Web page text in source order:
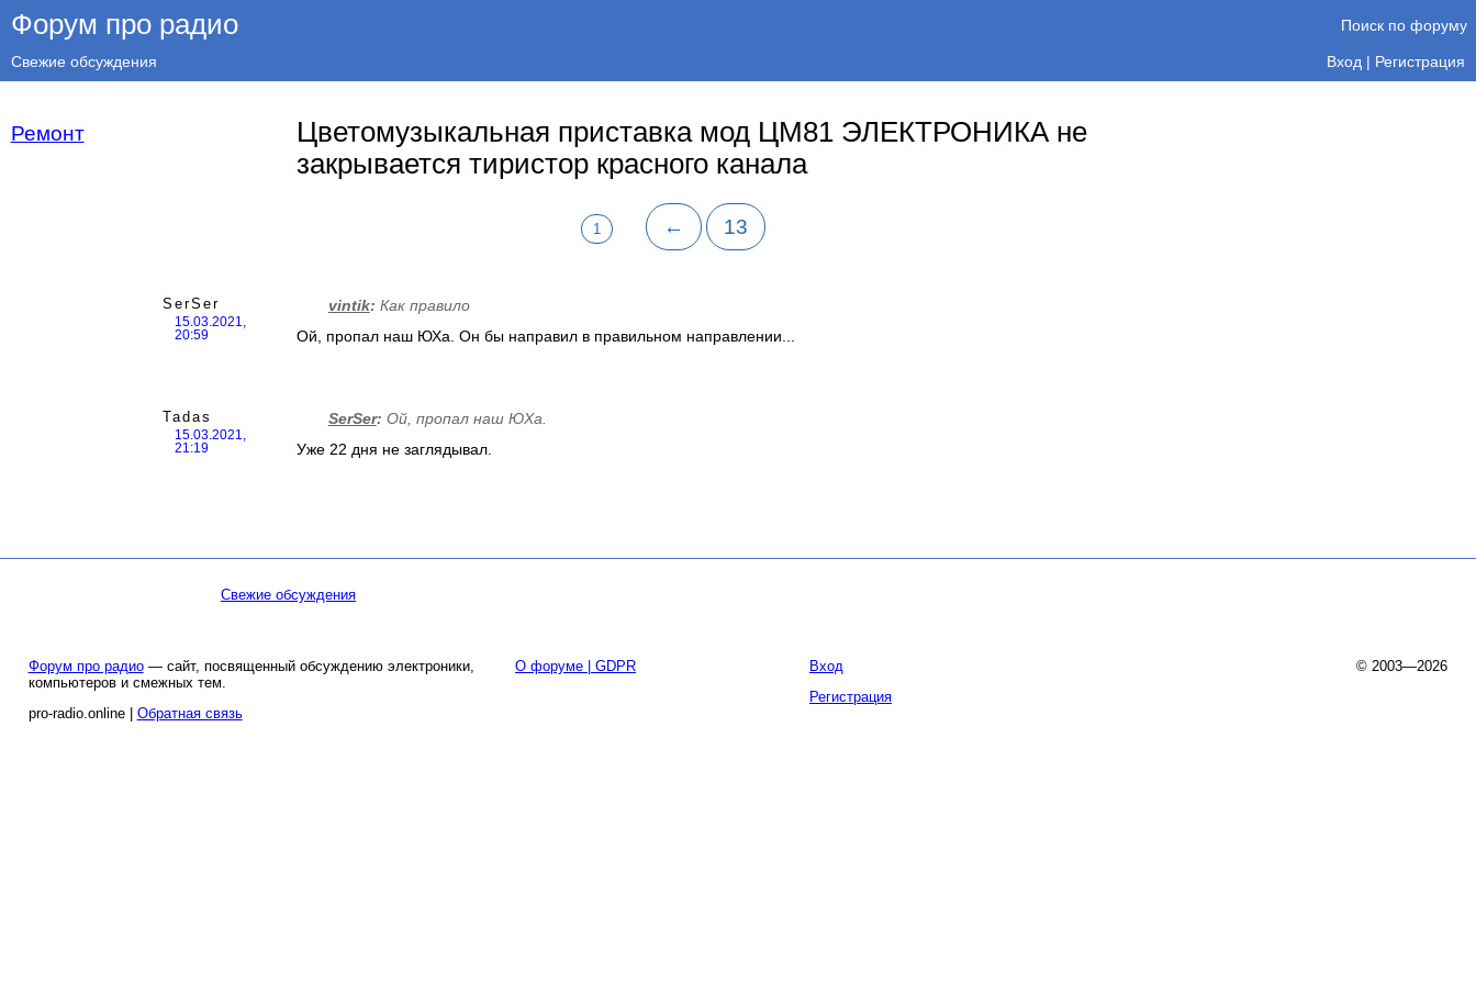
Форум про радио Поиск по форуму
Свежие обсуждения Вход | Регистрация
Ремонт
Цветомузыкальная приставка мод ЦМ81 ЭЛЕКТРОНИКА не
закрывается тиристор красного канала
1 ← 13
SerSer
15.03.2021,
20:59
vintik: Как правило
Ой, пропал наш ЮХа. Он бы направил в правильном направлении...
Tadas
15.03.2021,
21:19
SerSer: Ой, пропал наш ЮХа.
Уже 22 дня не заглядывал.
Свежие обсуждения
Форум про радио— сайт, посвященный обсуждению электроники,
компьютеров и смежных тем.
pro-radio.online | Обратная связь
О форуме | GDPR
Вход
Регистрация
© 2003—2026